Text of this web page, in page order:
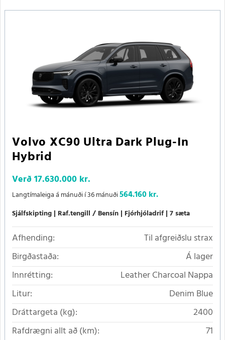
Volvo XC90 Ultra Dark Plug-In
Hybrid
Verð17.630.000 kr.
Langtímaleiga á mánuði í 36 mánuði564.160 kr.
Sjálfskipting Raf.tengill / Bensín Fjórhjóladrif 7 sæta
Afhending:
Til afgreiðslu strax
Birgðastaða:
Á lager
Innrétting:
Leather Charcoal Nappa
Litur:
Denim Blue
Dráttargeta (kg):
2400
Rafdrægni allt að (km):
71